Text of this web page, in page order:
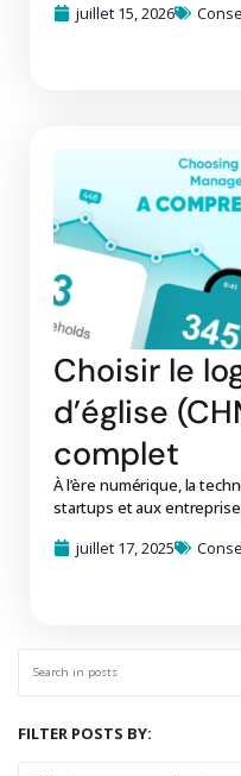
juillet 15, 2026
Choisir le
d’église
complet
À l’ère numérique, la
startups et aux
juillet 17, 2025
FILTER POSTS BY: